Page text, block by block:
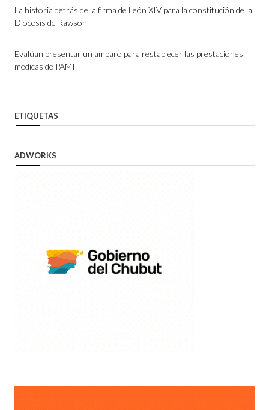
La historia detrás de la firma de León XIV para la constitución de la
Diócesis de Rawson
Evalúan presentar un amparo para restablecer las prestaciones
médicas de PAMI
ETIQUETAS
ADWORKS